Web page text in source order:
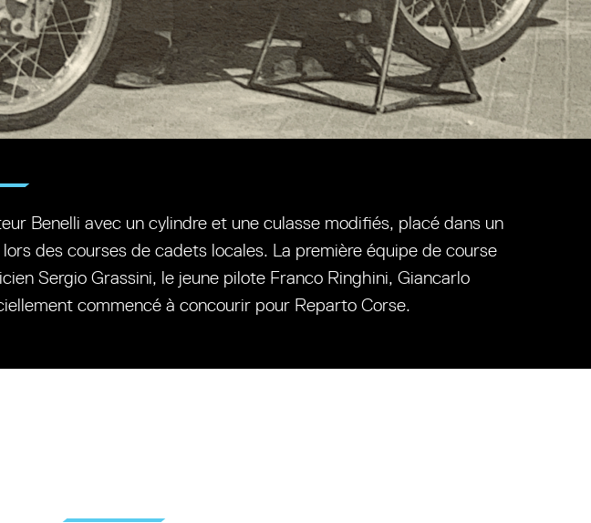
Benelli avec un cylindre et une culasse modifiés, placé dans un
des courses de cadets locales. La première équipe de course
Sergio Grassini, le jeune pilote Franco Ringhini, Giancarlo
commencé à concourir pour Reparto Corse.